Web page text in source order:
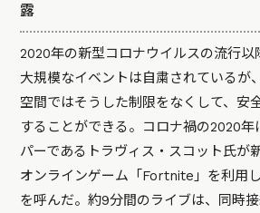
露
2020年の新型コロナウイルスの流行以
大規模なイベントは自粛されているが
空間ではそうした制限をなくして、安
することができる。コロナ禍の2020年
パーであるトラヴィス・スコット氏が
オンラインゲーム「 Fortnite 」を利用
を呼んだ。約9分間のライブは、同時